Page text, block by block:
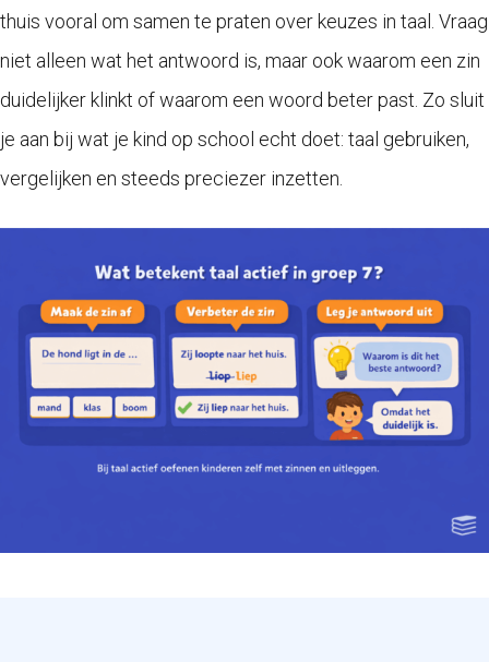
thuis vooral om samen te praten over keuzes in taal. Vraag
niet alleen wat het antwoord is, maar ook waarom een zin
duidelijker klinkt of waarom een woord beter past. Zo sluit
je aan bij wat je kind op school echt doet: taal gebruiken,
vergelijken en steeds preciezer inzetten.